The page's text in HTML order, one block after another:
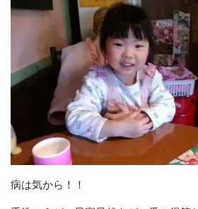
病は気から！！